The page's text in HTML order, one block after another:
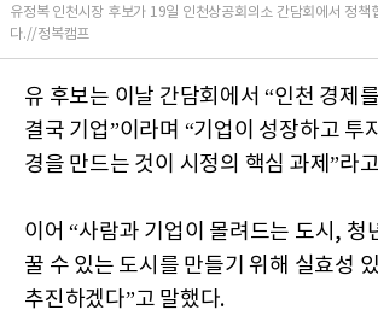
유정복 인천시장 후보가 19일 인천상공회의소 간담회에서 정책
다.//정복캠프
유 후보는 이날 간담회에서 “인천 경제
결국 기업”이라며 “기업이 성장하고 투
경을 만드는 것이 시정의 핵심 과제”라
이어 “사람과 기업이 몰려드는 도시, 청
꿀 수 있는 도시를 만들기 위해 실효성
추진하겠다”고 말했다.